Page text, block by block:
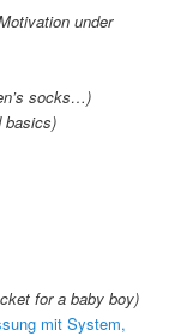
under
socks…)
basics)
for a baby boy)
mit System,